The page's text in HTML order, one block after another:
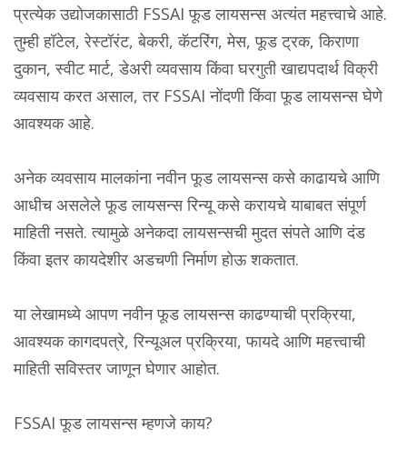
प्रत्येक उद्योजकासाठी FSSAI फूड लायसन्स अत्यंत महत्त्वाचे आहे.
तुम्ही हॉटेल, रेस्टॉरंट, बेकरी, कॅटरिंग, मेस, फूड ट्रक, किराणा
दुकान, स्वीट मार्ट, डेअरी व्यवसाय किंवा घरगुती खाद्यपदार्थ विक्री
व्यवसाय करत असाल, तर FSSAI नोंदणी किंवा फूड लायसन्स घेणे
आवश्यक आहे.
अनेक व्यवसाय मालकांना नवीन फूड लायसन्स कसे काढायचे आणि
आधीच असलेले फूड लायसन्स रिन्यू कसे करायचे याबाबत संपूर्ण
माहिती नसते. त्यामुळे अनेकदा लायसन्सची मुदत संपते आणि दंड
किंवा इतर कायदेशीर अडचणी निर्माण होऊ शकतात.
या लेखामध्ये आपण नवीन फूड लायसन्स काढण्याची प्रक्रिया,
आवश्यक कागदपत्रे, रिन्यूअल प्रक्रिया, फायदे आणि महत्त्वाची
माहिती सविस्तर जाणून घेणार आहोत.
FSSAI फूड लायसन्स म्हणजे काय?